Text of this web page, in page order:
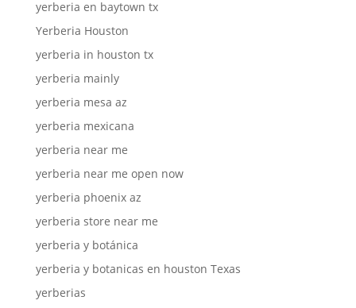
yerberia en baytown tx
Yerberia Houston
yerberia in houston tx
yerberia mainly
yerberia mesa az
yerberia mexicana
yerberia near me
yerberia near me open now
yerberia phoenix az
yerberia store near me
yerberia y botánica
yerberia y botanicas en houston Texas
yerberias